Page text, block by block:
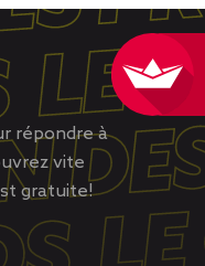
répondre à
vite
gratuite!